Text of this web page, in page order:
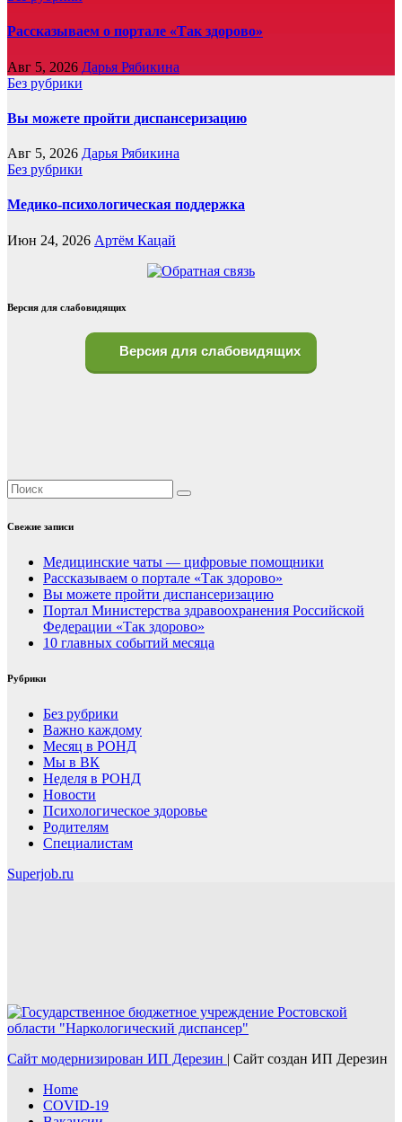
Рассказываем о портале «Так здорово»
Авг 5, 2026 Дарья Рябикина
Без рубрики
Вы можете пройти диспансеризацию
Авг 5, 2026 Дарья Рябикина
Без рубрики
Медико-психологическая поддержка
Июн 24, 2026 Артём Кацай
Версия для слабовидящих
Версия для слабовидящих
Свежие записи
Медицинские чаты — цифровые помощники
Рассказываем о портале «Так здорово»
Вы можете пройти диспансеризацию
Портал Министерства здравоохранения Российской
Федерации «Так здорово»
10 главных событий месяца
Рубрики
Без рубрики
Важно каждому
Месяц в РОНД
Мы в ВК
Неделя в РОНД
Новости
Психологическое здоровье
Родителям
Специалистам
Superjob.ru
Сайт модернизирован ИП Дерезин
Сайт создан ИП Дерезин
Home
COVID-19